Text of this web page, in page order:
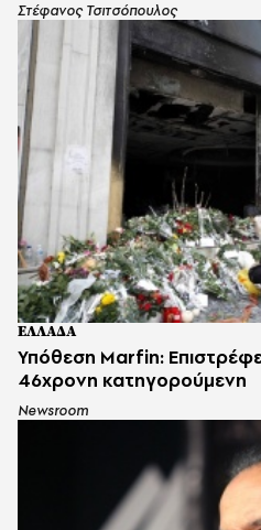
Στέφανος Τσιτσόπουλος
ΕΛΛΑΔΑ
Υπόθεση Marfin:
46χρονη κατηγορούμενη
Newsroom